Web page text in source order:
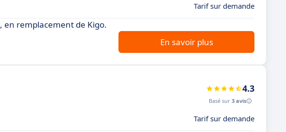
Tarif sur demande
remplacement de Kigo.
En savoir plus
4.3
Basé sur 3 avis
Tarif sur demande